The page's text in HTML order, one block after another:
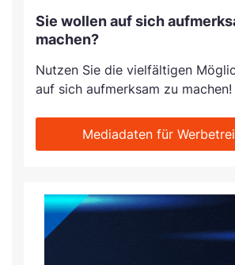
Sie wollen auf sich
machen?
Nutzen Sie die vielfältigen
auf sich aufmerksam zu machen!
Mediadaten für